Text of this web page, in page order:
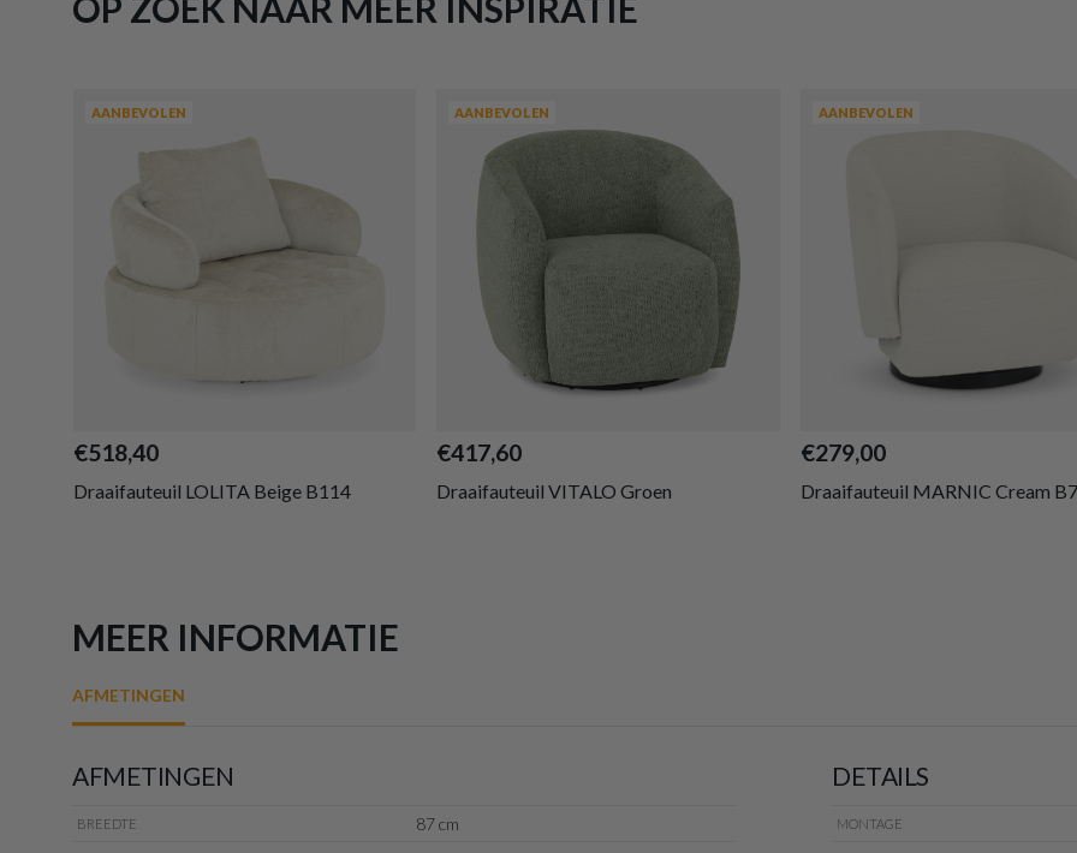
AANBEVOLEN
€518,40
Draaifauteuil LOLITA Beige B114
AANBEVOLEN
€417,60
Draaifauteuil VITALO Groen
AANBEVOLEN
€279,00
Draaifauteuil MARNIC Cream
MEER INFORMATIE
AFMETINGEN
AFMETINGEN
BREEDTE 87 cm
DETAILS
MONTAGE